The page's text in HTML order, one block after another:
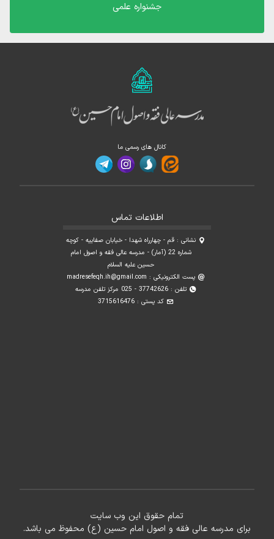
جشنواره علمی
کانال های رسمی ما
اطلاعات تماس
نشانی : قم - چهارراه شهدا - خیابان صفاییه - کوچه
شماره 22 (آمار) - مدرسه عالی فقه و اصول امام
حسین علیه السلام
پست الکترونیکی : madresefeqh.ih@gmail.com
تلفن : 37742626 - 025 مرکز تلفن مدرسه
کد پستی : 3715616476
تمام حقوق این وب سایت
برای مدرسه عالی فقه و اصول امام حسین (ع) محفوظ می باشد.